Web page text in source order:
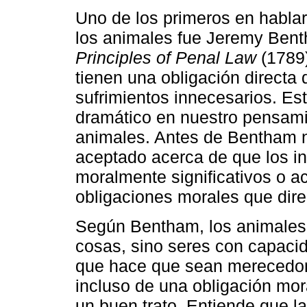
Uno de los primeros en
los animales fue Jeremy
Principles of Penal Law
tienen una obligación directa
sufrimientos innecesarios.
dramático en nuestro
animales. Antes de Bentham
aceptado acerca de que los
moralmente significativos o
obligaciones morales que
Según Bentham, los
cosas, sino seres con
que hace que sean
incluso de una obligación